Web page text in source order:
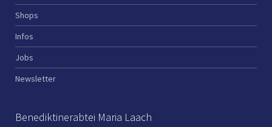
Shops
Infos
Jobs
Newsletter
Benediktinerabtei Maria Laach